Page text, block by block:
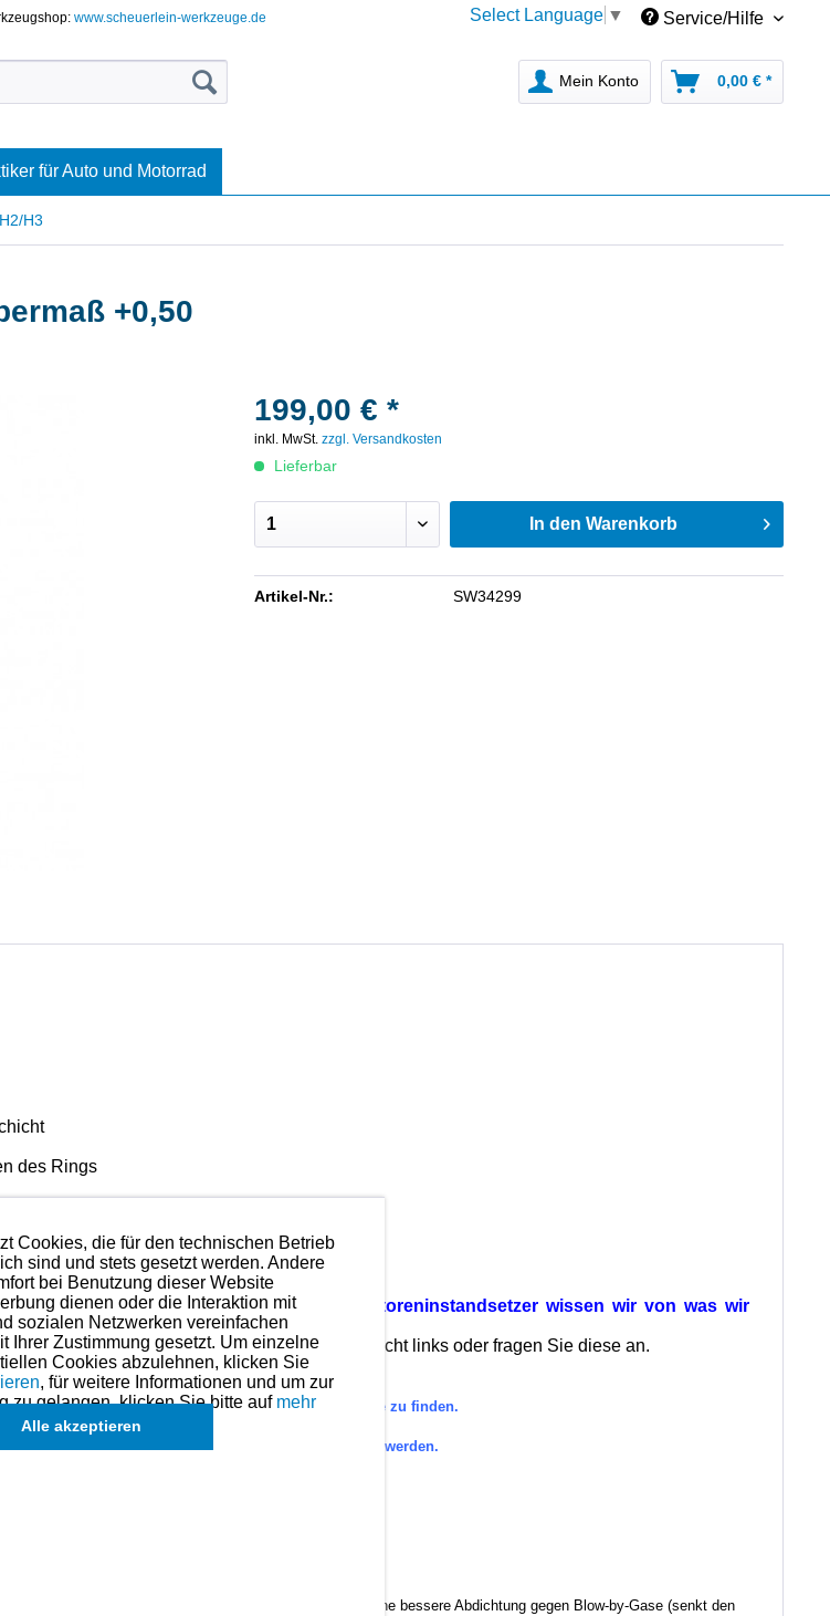
www.scheuerlein-werkzeuge.de Select Language ▼ Service/Hilfe
Mein Konto 0,00 € *
für Auto und Motorrad
H3
+0,50
199,00 € *
inkl. MwSt.zzgl. Versandkosten
Lieferbar
In den Warenkorb
Artikel-Nr.: SW34299
des Rings
es im Bereich der Kolbenringe gibt.
Als Motoreninstandsetzer wissen wir von was wir
hierzu finden Sie in der Kategorien-Übersicht links oder fragen Sie diese an.
(falls vorhanden) in der übergeordneten Kategorie zu finden.
, in Ausnahmefällen aucheinzelne Ringe angefragt werden.
Dies ermöglicht eine bessere Ölhaftung und somit eine bessere Abdichtung gegen Blow-by-Gase (senkt den
Cookies, die für den technischen Betrieb
sind und stets gesetzt werden. Andere
bei Benutzung dieser Website
dienen oder die Interaktion mit
sozialen Netzwerken vereinfachen
Ihrer Zustimmung gesetzt. Um einzelne
Cookies abzulehnen, klicken Sie
, für weitere Informationen und um zur
zu gelangen, klicken Sie bitte auf mehr
Alle akzeptieren